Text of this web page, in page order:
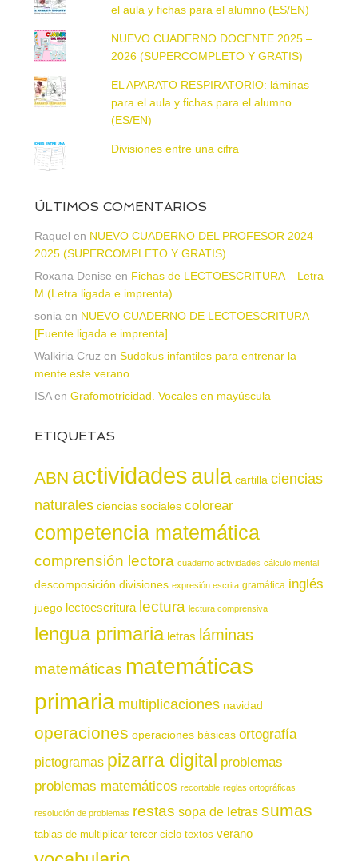
el aula y fichas para el alumno (ES/EN)
NUEVO CUADERNO DOCENTE 2025 –
2026 (SUPERCOMPLETO Y GRATIS)
EL APARATO RESPIRATORIO: láminas
para el aula y fichas para el alumno
(ES/EN)
Divisiones entre una cifra
ÚLTIMOS COMENTARIOS
Raquel en NUEVO CUADERNO DEL PROFESOR 2024 –
2025 (SUPERCOMPLETO Y GRATIS)
Roxana Denise en Fichas de LECTOESCRITURA – Letra
M (Letra ligada e imprenta)
sonia en NUEVO CUADERNO DE LECTOESCRITURA
[Fuente ligada e imprenta]
Walkiria Cruz en Sudokus infantiles para entrenar la
mente este verano
ISAen Grafomotricidad. Vocales en mayúscula
ETIQUETAS
ABN actividadesaula cartilla ciencias
naturales ciencias sociales colorear
competencia matemática
comprensión lectora cuaderno actividades cálculo mental
descomposición divisiones expresión escrita gramática inglés
juego lectoescritura lectura lectura comprensiva
lengua primaria letras láminas
matemáticas matemáticas
primaria multiplicaciones navidad
operaciones operaciones básicas ortografía
pictogramas pizarra digital problemas
problemas matemáticos recortable reglas ortográficas
resolución de problemas restas sopa de letras sumas
tablas de multiplicar tercer ciclo textos verano